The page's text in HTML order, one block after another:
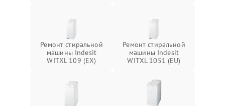
Ремонт стиральной
машины Indesit
WITXL 109 (EX)
Ремонт стиральной
машины Indesit
WITXL 1051 (EU)